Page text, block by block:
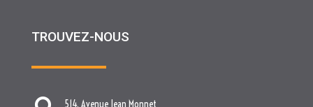
TROUVEZ-NOUS
514. Avenue Jean Monnet